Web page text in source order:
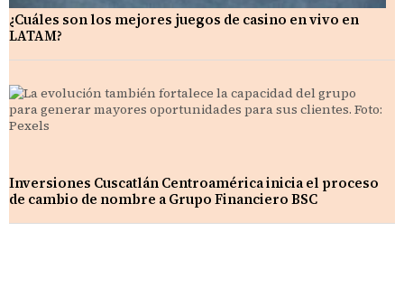
¿Cuáles son los mejores juegos de casino en vivo en
LATAM?
Inversiones Cuscatlán Centroamérica inicia el proceso
de cambio de nombre a Grupo Financiero BSC